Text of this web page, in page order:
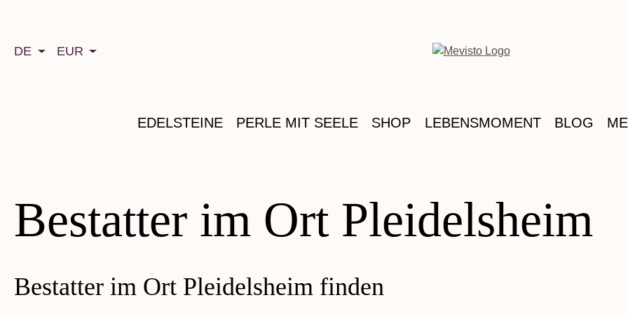
DE EUR
EDELSTEINE PERLE MIT SEELE SHOP LEBENSMOMENT BLOG
Bestatter im Ort Pleidelsheim
Bestatter im Ort Pleidelsheim finden